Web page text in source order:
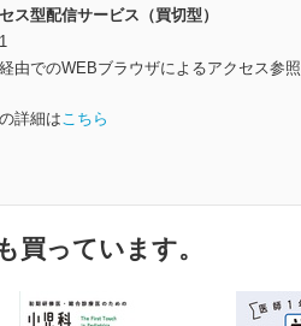
ス型配信サービス（買切型）
1
由でのWEBブラウザによるアクセス参照
詳細はこちら
買っています。